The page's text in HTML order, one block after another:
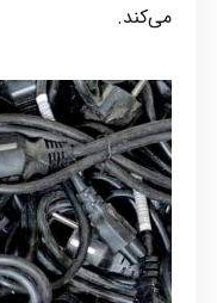
می‌کند.